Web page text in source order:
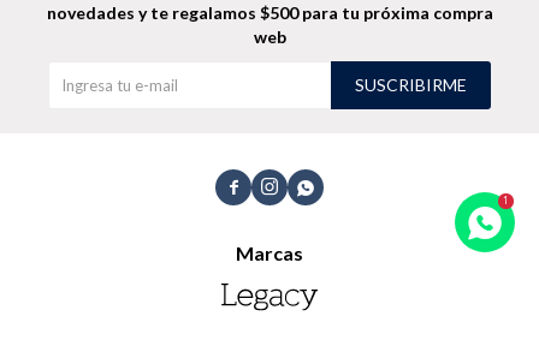
  
Marcas
novedades y te regalamos $500 para tu próxima compra
web
SUSCRIBIRME
Quiero ser parte Canjear mis puntos
Uniformes empresariales